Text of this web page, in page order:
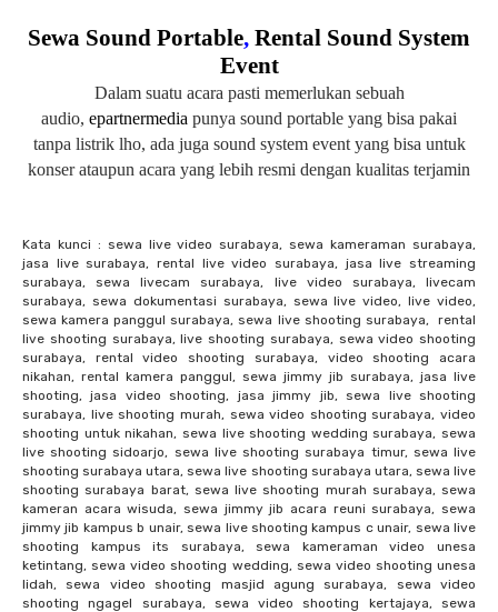
Sewa Sound Portable, Rental Sound System
Event
Dalam suatu acara pasti memerlukan sebuah
audio, epartnermedia punya sound portable yang bisa pakai
tanpa listrik lho, ada juga sound system event yang bisa untuk
konser ataupun acara yang lebih resmi dengan kualitas terjamin
Kata kunci : sewa live video surabaya, sewa kameraman surabaya,
jasa live surabaya, rental live video surabaya, jasa live streaming
surabaya, sewa livecam surabaya, live video surabaya, livecam
surabaya, sewa dokumentasi surabaya, sewa live video, live video,
sewa kamera panggul surabaya, sewa live shooting surabaya, rental
live shooting surabaya, live shooting surabaya, sewa video shooting
surabaya, rental video shooting surabaya, video shooting acara
nikahan, rental kamera panggul, sewa jimmy jib surabaya, jasa live
shooting, jasa video shooting, jasa jimmy jib, sewa live shooting
surabaya, live shooting murah, sewa video shooting surabaya, video
shooting untuk nikahan, sewa live shooting wedding surabaya, sewa
live shooting sidoarjo, sewa live shooting surabaya timur, sewa live
shooting surabaya utara, sewa live shooting surabaya utara, sewa live
shooting surabaya barat, sewa live shooting murah surabaya, sewa
kameran acara wisuda, sewa jimmy jib acara reuni surabaya, sewa
jimmy jib kampus b unair, sewa live shooting kampus c unair, sewa live
shooting kampus its surabaya, sewa kameraman video unesa
ketintang, sewa video shooting wedding, sewa video shooting unesa
lidah, sewa video shooting masjid agung surabaya, sewa video
shooting ngagel surabaya, sewa video shooting kertajaya, sewa